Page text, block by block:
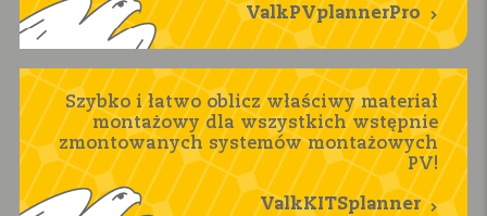
ValkPVplannerPro
Szybko i łatwo oblicz właściwy materiał
montażowy dla wszystkich wstępnie
zmontowanych systemów montażowych
PV!
ValkKITSplanner